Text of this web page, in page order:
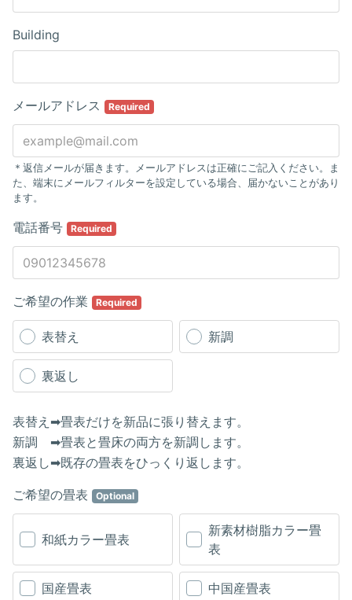
Building
メールアドレス Required
＊返信メールが届きます。メールアドレスは正確にご記入ください。ま
た、端末にメールフィルターを設定している場合、届かないことがあり
ます。
電話番号 Required
ご希望の作業 Required
表替え 新調
裏返し
表替え➡畳表だけを新品に張り替えます。
新調 ➡畳表と畳床の両方を新調します。
裏返し➡既存の畳表をひっくり返します。
ご希望の畳表 Optional
和紙カラー畳表
新素材樹脂カラー畳
表
国産畳表 中国産畳表